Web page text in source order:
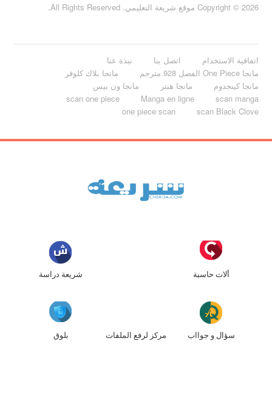
Copyright © 2026 موقع شريعة التعليمي. All Rights Reserved.
اتفاقية الاستخدام اتصل بنا
نبذة عنا
مانجا One Piece الفصل 928 مترجم
مانجا بلاك كلوفر
مانجا كينجدوم
مانجا هنتر
مانجا ون بيس
scan manga
Manga en ligne
scan one piece
scan Black Clove
one piece scan